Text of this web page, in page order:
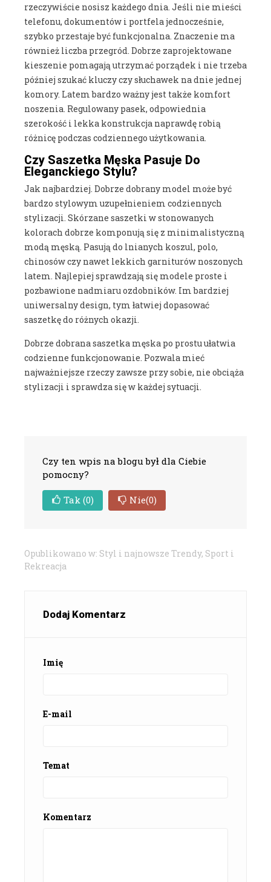
rzeczywiście nosisz każdego dnia. Jeśli nie mieści
telefonu, dokumentów i portfela jednocześnie,
szybko przestaje być funkcjonalna. Znaczenie ma
również liczba przegród. Dobrze zaprojektowane
kieszenie pomagają utrzymać porządek i nie trzeba
później szukać kluczy czy słuchawek na dnie jednej
komory. Latem bardzo ważny jest także komfort
noszenia. Regulowany pasek, odpowiednia
szerokość i lekka konstrukcja naprawdę robią
różnicę podczas codziennego użytkowania.
Czy Saszetka Męska Pasuje Do
Eleganckiego Stylu?
Jak najbardziej. Dobrze dobrany model może być
bardzo stylowym uzupełnieniem codziennych
stylizacji. Skórzane saszetki w stonowanych
kolorach dobrze komponują się z minimalistyczną
modą męską. Pasują do lnianych koszul, polo,
chinosów czy nawet lekkich garniturów noszonych
latem. Najlepiej sprawdzają się modele proste i
pozbawione nadmiaru ozdobników. Im bardziej
uniwersalny design, tym łatwiej dopasować
saszetkę do różnych okazji.
Dobrze dobrana saszetka męska po prostu ułatwia
codzienne funkcjonowanie. Pozwala mieć
najważniejsze rzeczy zawsze przy sobie, nie obciąża
stylizacji i sprawdza się w każdej sytuacji.
Czy ten wpis na blogu był dla Ciebie
pomocny?
Tak (0) Nie(0)
Opublikowano w: Styl i najnowsze Trendy, Sport i
Rekreacja
Dodaj Komentarz
Imię
E-mail
Temat
Komentarz